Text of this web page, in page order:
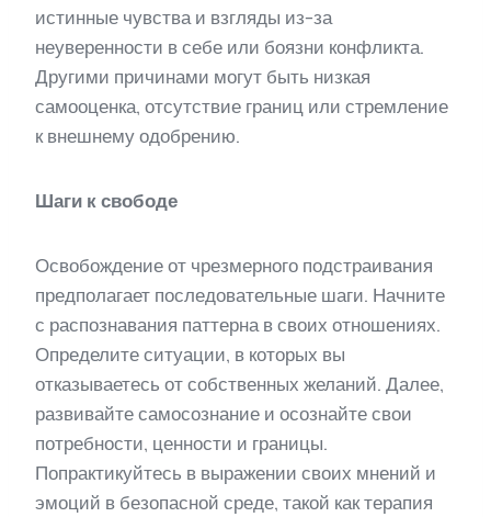
истинные чувства и взгляды из-за
неуверенности в себе или боязни конфликта.
Другими причинами могут быть низкая
самооценка, отсутствие границ или стремление
к внешнему одобрению.
Шаги к свободе
Освобождение от чрезмерного подстраивания
предполагает последовательные шаги. Начните
с распознавания паттерна в своих отношениях.
Определите ситуации, в которых вы
отказываетесь от собственных желаний. Далее,
развивайте самосознание и осознайте свои
потребности, ценности и границы.
Попрактикуйтесь в выражении своих мнений и
эмоций в безопасной среде, такой как терапия